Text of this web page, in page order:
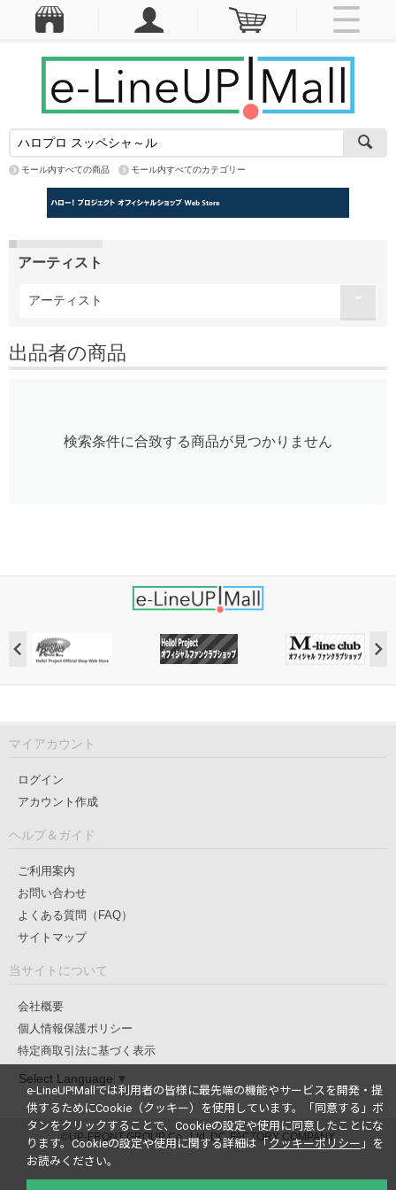
モール内すべての商品 モール内すべてのカテゴリー
アーティスト
アーティスト
出品者の商品
検索条件に合致する商品が見つかりません
マイアカウント
ログイン
アカウント作成
ヘルプ＆ガイド
ご利用案内
お問い合わせ
よくある質問（FAQ）
サイトマップ
当サイトについて
会社概要
個人情報保護ポリシー
特定商取引法に基づく表示
Select Language ▼
©UP-FRONT GROUP Co., Ltd. DC-FACTORY COMPANY
e-LineUP!Mallでは利用者の皆様に最先端の機能やサービスを開発・提
供するためにCookie（クッキー）を使用しています。
「同意する」ボ
タンをクリックすることで、Cookieの設定や使用に同意したことにな
ります。Cookieの設定や使用に関する詳細は「 クッキーポリシー 」を
お読みください。